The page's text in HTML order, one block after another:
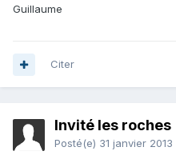
Guillaume
Citer
Invité les roches
Posté(e) 31 janvier 2013